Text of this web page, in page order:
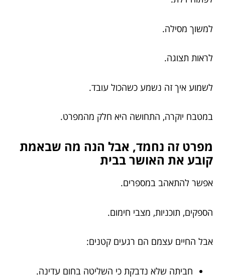
למשוך מסילה.
לראות תצוגה.
לשמוע איך זה נשמע כשהכול עובד.
במטבח יוקרה, התחושה היא חלק מהמפרט.
מפרט זה נחמד, אבל הנה מה שבאמת
קובע את האושר בבית
אפשר להתאהב במספרים.
הספקים, תוכניות, מצבי חימום.
אבל החיים עצמם הם רגעים קטנים:
חביתה שלא נדבקת כי השליטה בחום עדינה.